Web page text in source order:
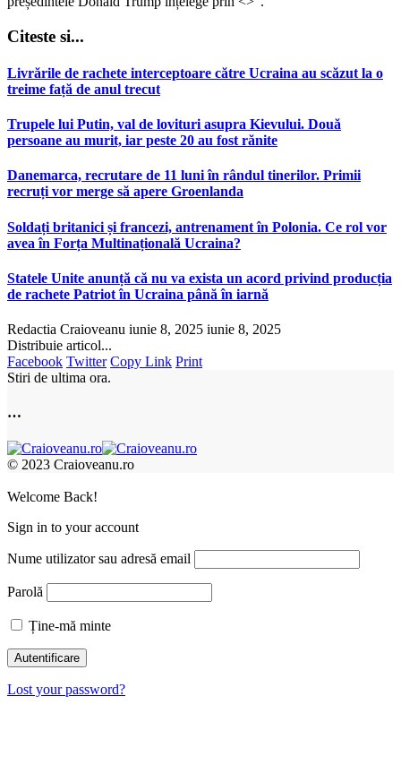
Citeste si...
Livrările de rachete interceptoare către Ucraina au scăzut la o
treime față de anul trecut
Trupele lui Putin, val de lovituri asupra Kievului. Două
persoane au murit, iar peste 20 au fost rănite
Danemarca, recrutare de 11 luni în rândul tinerilor. Primii
recruți vor merge să apere Groenlanda
Soldați britanici și francezi, antrenament în Polonia. Ce rol vor
avea în Forța Multinațională Ucraina?
Statele Unite anunță că nu va exista un acord privind producția
de rachete Patriot în Ucraina până în iarnă
Redactia Craioveanu iunie 8, 2025 iunie 8, 2025
Distribuie articol...
Facebook Twitter Copy Link Print
Stiri de ultima ora.
…
© 2023 Craioveanu.ro
Welcome Back!
Sign in to your account
Nume utilizator sau adresă email
Parolă
Ține-mă minte
Lost your password?